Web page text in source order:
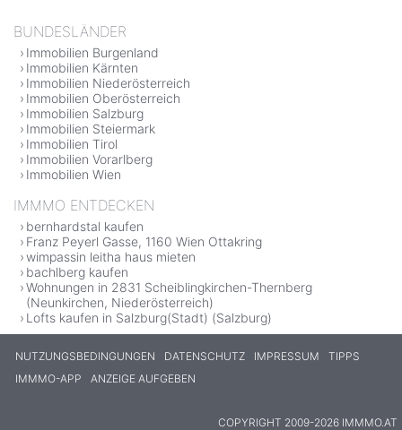
BUNDESLÄNDER
Immobilien Burgenland
Immobilien Kärnten
Immobilien Niederösterreich
Immobilien Oberösterreich
Immobilien Salzburg
Immobilien Steiermark
Immobilien Tirol
Immobilien Vorarlberg
Immobilien Wien
IMMMO ENTDECKEN
bernhardstal kaufen
Franz Peyerl Gasse, 1160 Wien Ottakring
wimpassin leitha haus mieten
bachlberg kaufen
Wohnungen in 2831 Scheiblingkirchen-Thernberg
(Neunkirchen, Niederösterreich)
Lofts kaufen in Salzburg(Stadt) (Salzburg)
NUTZUNGSBEDINGUNGEN DATENSCHUTZ IMPRESSUM
TIPPS
IMMMO-APP
ANZEIGE AUFGEBEN
COPYRIGHT 2009-2026 IMMMO.AT